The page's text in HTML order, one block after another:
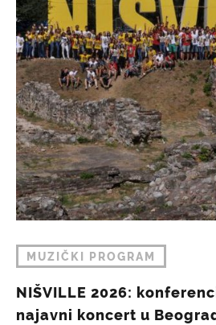
MUZIČKI PROGRAM
NIŠVILLE 2026:
najavni koncert u